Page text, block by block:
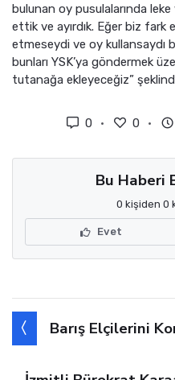
bulunan oy pusulalarında
ettik ve ayırdık. Eğer biz
etmeseydi ve oy kullansaydı
bunları YSK’ya göndermek
tutanağa ekleyeceğiz”
0 0
Bu Haberi
0 kişiden 0
Evet
Barış Elçilerini